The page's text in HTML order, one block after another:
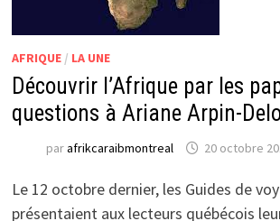
AFRIQUE/ LA UNE
Découvrir l’Afrique par les
questions à Ariane Arpin-
parafrikcaraibmontreal 20 octobre
Le 12 octobre dernier, les Guides de
présentaient aux lecteurs québécois